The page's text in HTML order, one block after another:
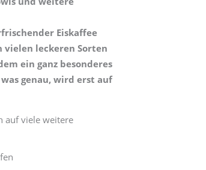
Eiskaffee
vielen leckeren Sorten
ein ganz besonderes
genau, wird erst auf
auf viele weitere